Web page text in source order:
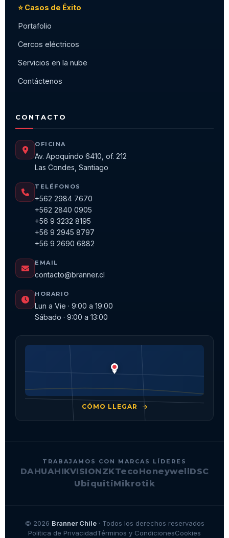
⭐ Casos de Éxito
Portafolio
Cercos eléctricos
Servicios en la nube
Contáctenos
CONTACTO
OFICINA
Av. Apoquindo 6410, of. 212
Las Condes, Santiago
TELÉFONOS
+562 2984 7670
+562 2840 0905
+56 9 3232 8195
+56 9 2945 8797
+56 9 2690 6882
EMAIL
contacto@branner.cl
HORARIO
Lun a Vie · 9:00 a 19:00
Sábado · 9:00 a 13:00
CÓMO LLEGAR
TRABAJAMOS CON MARCAS LÍDERES
DAHUAHIKVISIONZKTecoHoneywell DSC
UbiquitiMikrotik
© 2026 Branner Chile· Todos los derechos reservados
Política de PrivacidadTérminos y CondicionesCookies